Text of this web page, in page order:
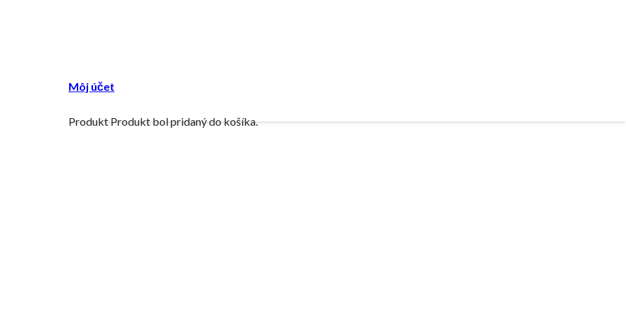
Môj účet
ProduktProduktbol pridaný do košíka.
#0/5 / SLBR10